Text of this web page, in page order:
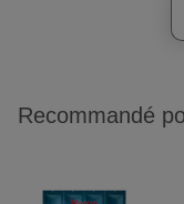
Recommandé